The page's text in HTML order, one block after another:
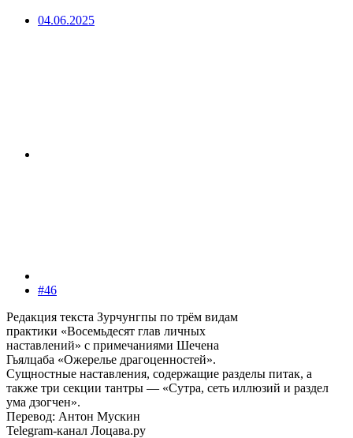
04.06.2025
#46
Редакция текста Зурчунгпы по трём видам
практики «Восемьдесят глав личных
наставлений» с примечаниями Шечена
Гьялцаба «Ожерелье драгоценностей».
Сущностные наставления, содержащие разделы питак, а
также три секции тантры — «Сутра, сеть иллюзий и раздел
ума дзогчен».
Перевод: Антон Мускин
Telegram-канал Лоцава.ру